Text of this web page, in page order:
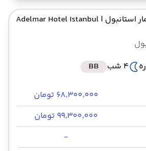
استانبول | Adelmar Hotel Istanbul
4 شب BB
۶۸٬۳۰۰٬۰۰۰ تومان
۹۹٬۳۰۰٬۰۰۰ تومان
-